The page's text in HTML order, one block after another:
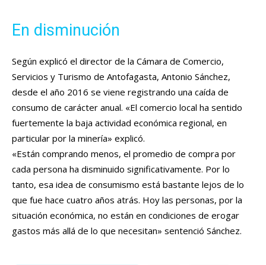
En disminución
Según explicó el director de la Cámara de Comercio,
Servicios y Turismo de Antofagasta, Antonio Sánchez,
desde el año 2016 se viene registrando una caída de
consumo de carácter anual. «El comercio local ha sentido
fuertemente la baja actividad económica regional, en
particular por la minería» explicó.
«Están comprando menos, el promedio de compra por
cada persona ha disminuido significativamente. Por lo
tanto, esa idea de consumismo está bastante lejos de lo
que fue hace cuatro años atrás. Hoy las personas, por la
situación económica, no están en condiciones de erogar
gastos más allá de lo que necesitan» sentenció Sánchez.